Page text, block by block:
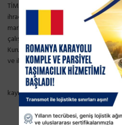
TİM açıklamasına göre, 61 ihracatçı
ihracatçının Türkiye’de tek çatı
markasını güçlendirmek ve ihracat
çalışmalarını sürdürüyor. Bu
Kurulu Toplantısı; Ticaret Bakanı
ve ihracatçı birliklerinin başkanlarının
kaynak:www.dunya.com